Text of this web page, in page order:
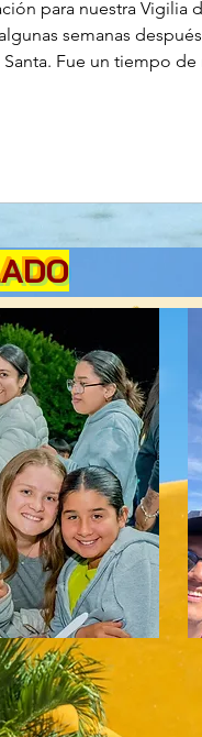
para nuestra Vigilia
semanas
Santa. Fue un tiempo
junto a mis hermanos p